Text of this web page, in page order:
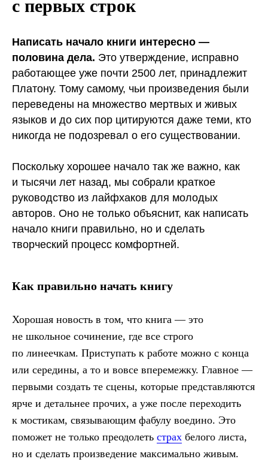
с первых строк
Написать начало книги интересно —
половина дела. Это утверждение, исправно
работающее уже почти 2500 лет, принадлежит
Платону. Тому самому, чьи произведения были
переведены на множество мертвых и живых
языков и до сих пор цитируются даже теми, кто
никогда не подозревал о его существовании.
Поскольку хорошее начало так же важно, как
и тысячи лет назад, мы собрали краткое
руководство из лайфхаков для молодых
авторов. Оно не только объяснит, как написать
начало книги правильно, но и сделать
творческий процесс комфортней.
Как правильно начать книгу
Хорошая новость в том, что книга — это
не школьное сочинение, где все строго
по линеечкам. Приступать к работе можно с конца
или середины, а то и вовсе вперемежку. Главное —
первыми создать те сцены, которые представляются
ярче и детальнее прочих, а уже после переходить
к мостикам, связывающим фабулу воедино. Это
поможет не только преодолеть страх белого листа,
но и сделать произведение максимально живым.